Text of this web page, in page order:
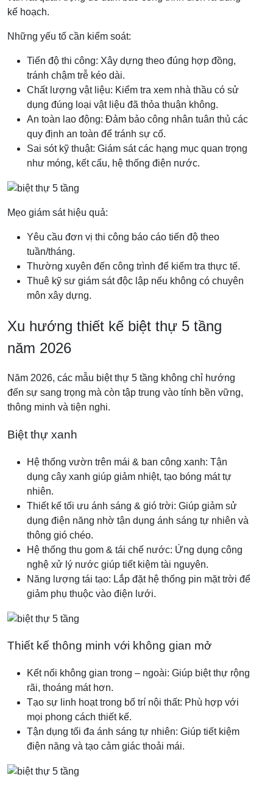
kế hoạch.
Những yếu tố cần kiểm soát:
Tiến độ thi công: Xây dựng theo đúng hợp đồng,
tránh chậm trễ kéo dài.
Chất lượng vật liệu: Kiểm tra xem nhà thầu có sử
dụng đúng loại vật liệu đã thỏa thuận không.
An toàn lao động: Đảm bảo công nhân tuân thủ các
quy định an toàn để tránh sự cố.
Sai sót kỹ thuật: Giám sát các hạng mục quan trọng
như móng, kết cấu, hệ thống điện nước.
Mẹo giám sát hiệu quả:
Yêu cầu đơn vị thi công báo cáo tiến độ theo
tuần/tháng.
Thường xuyên đến công trình để kiểm tra thực tế.
Thuê kỹ sư giám sát độc lập nếu không có chuyên
môn xây dựng.
Xu hướng thiết kế biệt thự 5 tầng
năm 2026
Năm 2026, các mẫu biệt thự 5 tầng không chỉ hướng
đến sự sang trọng mà còn tập trung vào tính bền vững,
thông minh và tiện nghi.
Biệt thự xanh
Hệ thống vườn trên mái & ban công xanh: Tận
dụng cây xanh giúp giảm nhiệt, tạo bóng mát tự
nhiên.
Thiết kế tối ưu ánh sáng & gió trời: Giúp giảm sử
dụng điện năng nhờ tận dụng ánh sáng tự nhiên và
thông gió chéo.
Hệ thống thu gom & tái chế nước: Ứng dụng công
nghệ xử lý nước giúp tiết kiệm tài nguyên.
Năng lượng tái tạo: Lắp đặt hệ thống pin mặt trời để
giảm phụ thuộc vào điện lưới.
Thiết kế thông minh với không gian mở
Kết nối không gian trong – ngoài: Giúp biệt thự rộng
rãi, thoáng mát hơn.
Tạo sự linh hoạt trong bố trí nội thất: Phù hợp với
mọi phong cách thiết kế.
Tận dụng tối đa ánh sáng tự nhiên: Giúp tiết kiệm
điện năng và tạo cảm giác thoải mái.